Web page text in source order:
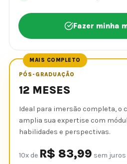
Fazer minha
MAIS COMPLETO
PÓS-GRADUAÇÃO
12 MESES
Ideal para imersão completa, o
amplia sua expertise com
habilidades e perspectivas.
10x de R$ 83,99 sem juros